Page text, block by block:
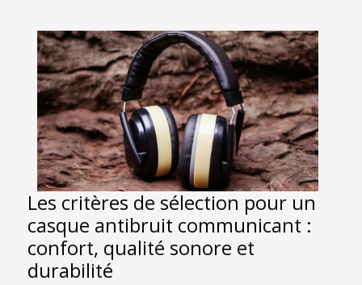
Les critères de sélection pour un
casque antibruit communicant :
confort, qualité sonore et
durabilité